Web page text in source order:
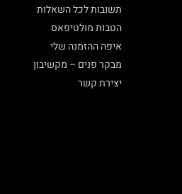
תשובות לכל השאלות
הטבות מולטיפאס
איפה ההזמנה שלי
מבקר פנים – מקשיבון
יצירת קשר